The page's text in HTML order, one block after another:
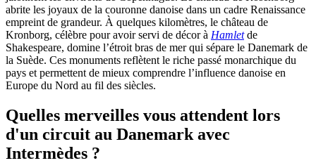
abrite les joyaux de la couronne danoise dans un cadre Renaissance
empreint de grandeur. À quelques kilomètres, le château de
Kronborg, célèbre pour avoir servi de décor à Hamletde
Shakespeare, domine l’étroit bras de mer qui sépare le Danemark de
la Suède. Ces monuments reflètent le riche passé monarchique du
pays et permettent de mieux comprendre l’influence danoise en
Europe du Nord au fil des siècles.
Quelles merveilles vous attendent lors
d'un circuit au Danemark avec
Intermèdes ?